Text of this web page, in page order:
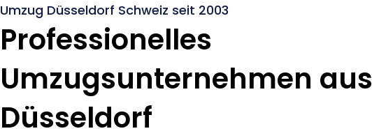
Umzug Düsseldorf Schweiz seit 2003
Professionelles
Umzugsunternehmen aus
Düsseldorf